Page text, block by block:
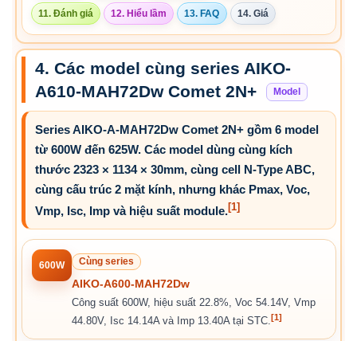
11. Đánh giá 12. Hiểu lầm 13. FAQ 14. Giá
4. Các model cùng series AIKO-
A610-MAH72Dw Comet 2N+
Model
Series AIKO-A-MAH72Dw Comet 2N+ gồm 6 model
từ 600W đến 625W. Các model dùng cùng kích
thước 2323 × 1134 × 30mm, cùng cell N-Type ABC,
cùng cấu trúc 2 mặt kính, nhưng khác Pmax, Voc,
Vmp, Isc, Imp và hiệu suất module.[1]
600W Cùng series
AIKO-A600-MAH72Dw
Công suất 600W, hiệu suất 22.8%, Voc 54.14V, Vmp
44.80V, Isc 14.14A và Imp 13.40A tại STC.[1]